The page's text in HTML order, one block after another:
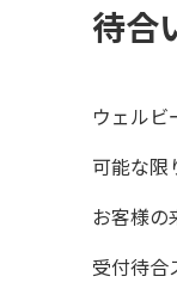
待合
ウェルビ
可能な限
お客様の
受付待合